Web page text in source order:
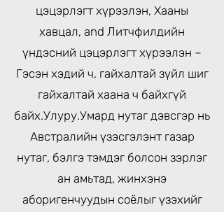
цэцэрлэгт хүрээлэн, Хааны
хавцал, and Литчфилдийн
үндэсний цэцэрлэгт хүрээлэн –
Гэсэн хэдий ч, гайхалтай зүйл шиг
гайхалтай хаана ч байхгүй
байх.Улуру.Умард нутаг дэвсгэр нь
Австралийн үзэсгэлэнт газар
нутаг, бэлгэ тэмдэг болсон зэрлэг
ан амьтад, жинхэнэ
аборигенчуудын соёлыг үзэхийг